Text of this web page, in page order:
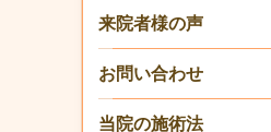
来院者様の声
お問い合わせ
当院の施術法